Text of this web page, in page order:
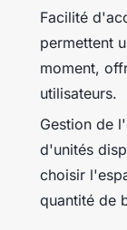
Facilité
permettent
moment,
utilisateurs.
Gestion de
d'unités
choisir
quantité de